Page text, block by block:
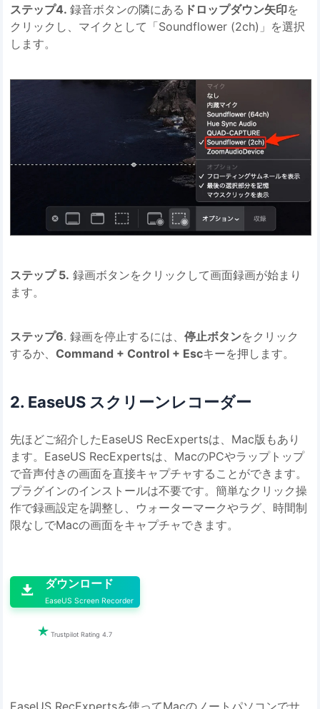
ステップ4.録音ボタンの隣にある ドロップダウン矢印を
クリックし、マイクとして「Soundflower (2ch)」を選択
します。
ステップ 5. 録画ボタンをクリックして画面録画が始まり
ます。
ステップ6. 録画を停止するには、停止ボタンをクリック
するか、Command + Control + Escキーを押します。
2. EaseUS スクリーンレコーダー
先ほどご紹介したEaseUS RecExpertsは、Mac版もあり
ます。EaseUS RecExpertsは、MacのPCやラップトップ
で音声付きの画面を直接キャプチャすることができます。
プラグインのインストールは不要です。簡単なクリック操
作で録画設定を調整し、ウォーターマークやラグ、時間制
限なしでMacの画面をキャプチャできます。
 ダウンロード
EaseUS Screen Recorder
 Trustpilot Rating 4.7